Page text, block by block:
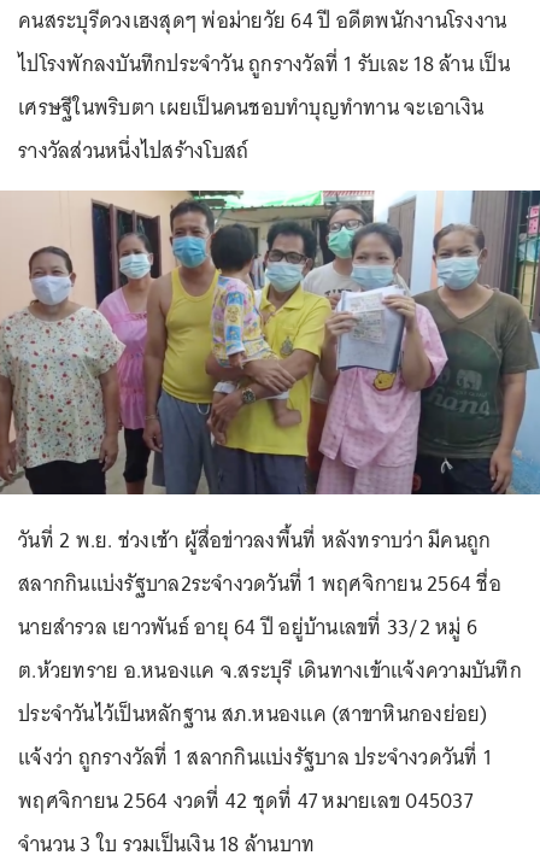
คนสระบุรีดวงเฮงสุดๆ พ่อม่ายวัย 64 ปี อดีตพนักงานโรงงาน
ไปโรงพักลงบันทึกประจำวัน ถูกรางวัลที่ 1 รับเละ 18 ล้าน เป็น
เศรษฐีในพริบตา เผยเป็นคนชอบทำบุญทำทาน จะเอาเงิน
รางวัลส่วนหนึ่งไปสร้างโบสถ์
วันที่ 2 พ.ย. ช่วงเช้า ผู้สื่อข่าวลงพื้นที่ หลังทราบว่า มีคนถูก
สลากกินแบ่งรัฐบาล2ระจำงวดวันที่ 1 พฤศจิกายน 2564 ชื่อ
นายสำรวล เยาวพันธ์ อายุ 64 ปี อยู่บ้านเลขที่ 33/2 หมู่ 6
ต.ห้วยทราย อ.หนองแค จ.สระบุรี เดินทางเข้าแจ้งความบันทึก
ประจำวันไว้เป็นหลักฐาน สภ.หนองแค (สาขาหินกองย่อย)
แจ้งว่า ถูกรางวัลที่ 1 สลากกินแบ่งรัฐบาล ประจำงวดวันที่ 1
พฤศจิกายน 2564 งวดที่ 42 ชุดที่ 47 หมายเลข 045037
จำนวน 3 ใบ รวมเป็นเงิน 18 ล้านบาท